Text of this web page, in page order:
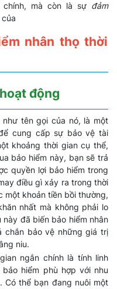
mà còn là sự đảm
nhân thọ thời
động
như tên gọi của nó, là một
cung cấp sự bảo vệ tài
khoảng thời gian cụ thể,
bảo hiểm này, bạn sẽ trả
quyền lợi bảo hiểm trong
điều gì xảy ra trong thời
một khoản tiền bồi thường,
nhất mà không phải lo
đã biến bảo hiểm nhân
chắn bảo vệ những giá trị
niu.
ngắn chính là tính linh
hiểm phù hợp với nhu
Có thể bạn đang nuôi một